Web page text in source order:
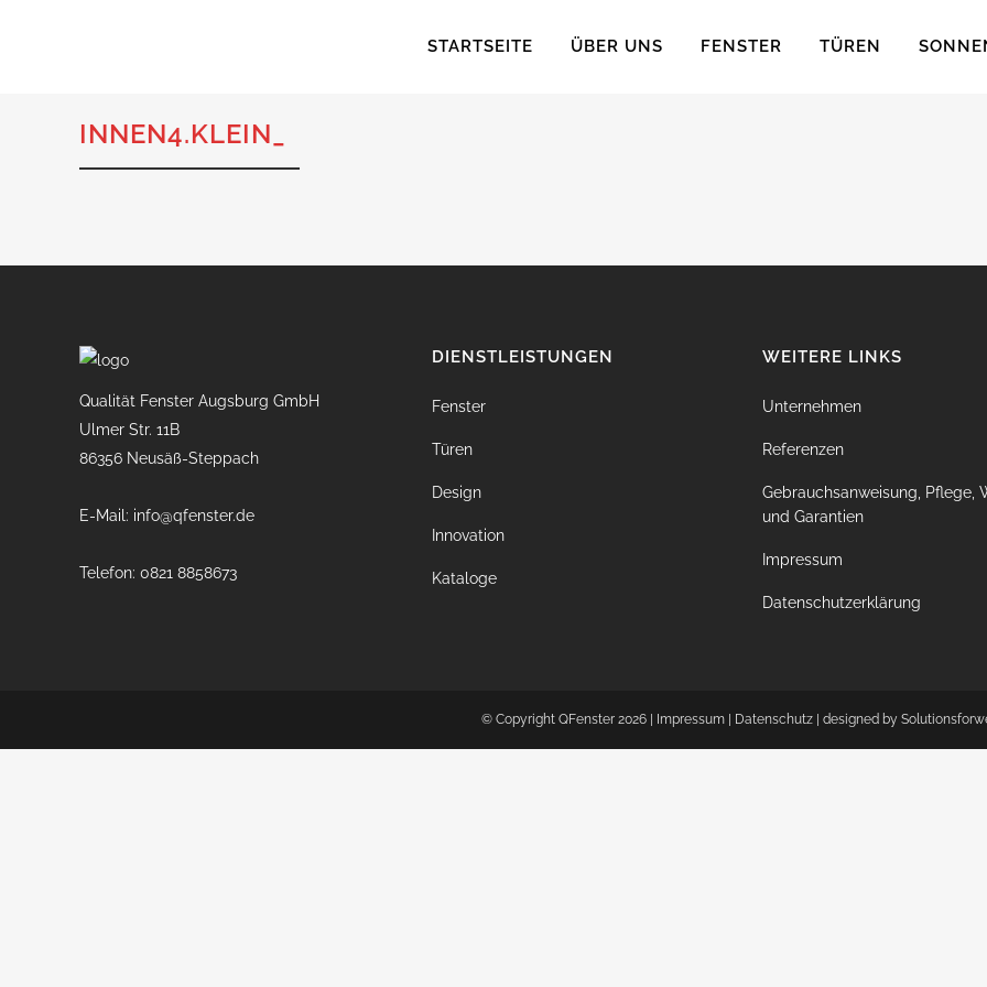
STARTSEITE ÜBER UNS FENSTER TÜREN
INNEN4.KLEIN_
Qualität Fenster Augsburg GmbH
Ulmer Str. 11B
86356 Neusäß-Steppach
E-Mail: info@qfenster.de
Telefon: 0821 8858673
DIENSTLEISTUNGEN
Fenster
Türen
Design
Innovation
Kataloge
WEITERE LINKS
Unternehmen
Referenzen
Gebrauchsanweisung, Pflege,
und Garantien
Impressum
Datenschutzerklärung
© Copyright QFenster 2026 | Impressum| Datenschutz| designed by